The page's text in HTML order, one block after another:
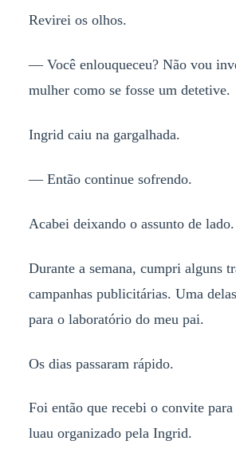
Revirei os olhos.
— Você enlouqueceu? Não vou
mulher como se fosse um detetive.
Ingrid caiu na gargalhada.
— Então continue sofrendo.
Acabei deixando o assunto de lado.
Durante a semana, cumpri alguns
campanhas publicitárias. Uma
para o laboratório do meu pai.
Os dias passaram rápido.
Foi então que recebi o convite
luau organizado pela Ingrid.